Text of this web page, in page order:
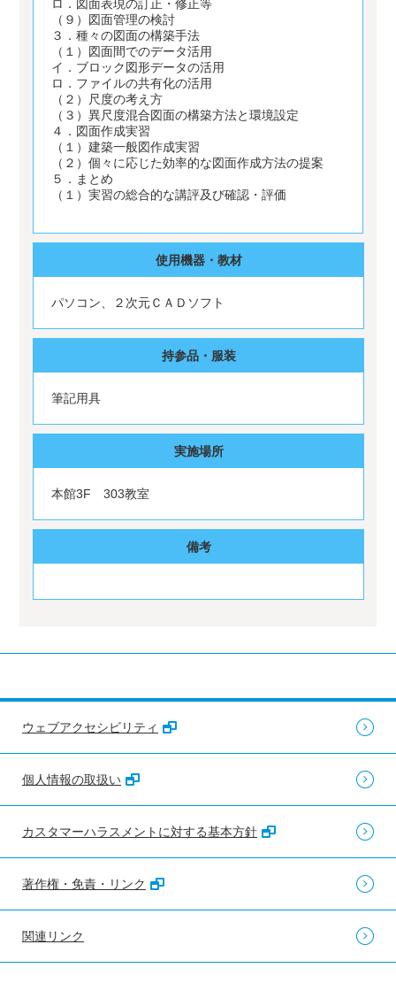
ロ．図面表現の訂正・修正等
（９）図面管理の検討
３．種々の図面の構築手法
（１）図面間でのデータ活用
イ．ブロック図形データの活用
ロ．ファイルの共有化の活用
（２）尺度の考え方
（３）異尺度混合図面の構築方法と環境設定
４．図面作成実習
（１）建築一般図作成実習
（２）個々に応じた効率的な図面作成方法の提案
５．まとめ
（１）実習の総合的な講評及び確認・評価
使用機器・教材
パソコン、２次元ＣＡＤソフト
持参品・服装
筆記用具
実施場所
本館3F 303教室
備考
ウェブアクセシビリティ
個人情報の取扱い
カスタマーハラスメントに対する基本方針
著作権・免責・リンク
関連リンク